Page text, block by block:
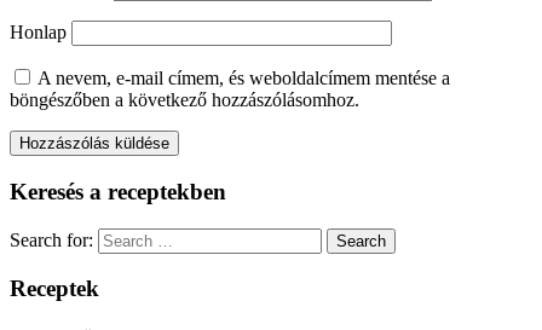
Honlap
A nevem, e-mail címem, és weboldalcímem mentése a
böngészőben a következő hozzászólásomhoz.
Keresés a receptekben
Search for: Search
Receptek